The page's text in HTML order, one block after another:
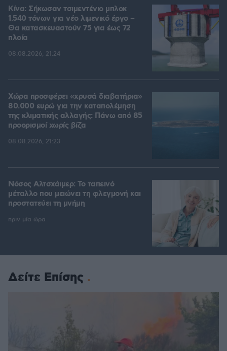
Κίνα: Σήκωσαν τσιμεντένιο μπλοκ
1.540 τόνων για νέο λιμενικό έργο –
Θα κατασκευαστούν 75 για έως 72
πλοία
08.08.2026, 21:24
Χώρα προσφέρει «χρυσά διαβατήρια»
80.000 ευρώ για την καταπολέμηση
της κλιματικής αλλαγής: Πάνω από 85
προορισμοί χωρίς βίζα
08.08.2026, 21:23
Νόσος Αλτσχάιμερ: Το ταπεινό
μέταλλο που μειώνει τη φλεγμονή και
προστατεύει τη μνήμη
πριν μία ώρα
Δείτε Επίσης